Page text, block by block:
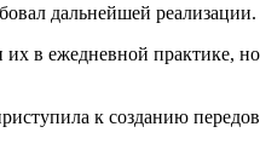
дальнейшей реализации.
в ежедневной практике,
к созданию